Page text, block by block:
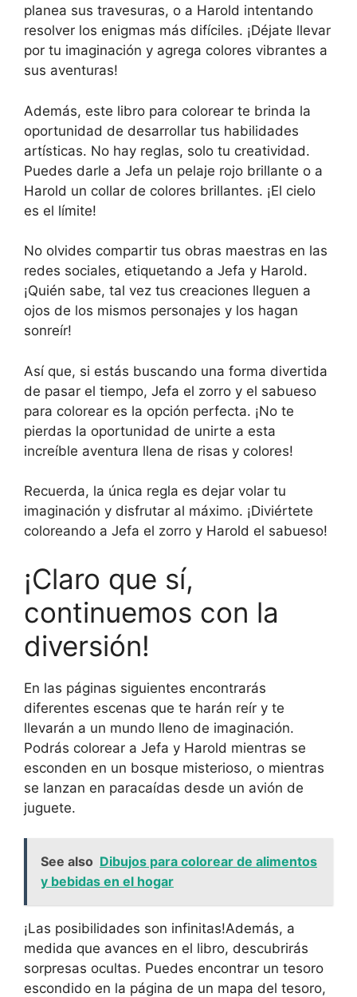
planea sus travesuras, o a Harold intentando
resolver los enigmas más difíciles. ¡Déjate llevar
por tu imaginación y agrega colores vibrantes a
sus aventuras!
Además, este libro para colorear te brinda la
oportunidad de desarrollar tus habilidades
artísticas. No hay reglas, solo tu creatividad.
Puedes darle a Jefa un pelaje rojo brillante o a
Harold un collar de colores brillantes. ¡El cielo
es el límite!
No olvides compartir tus obras maestras en las
redes sociales, etiquetando a Jefa y Harold.
¡Quién sabe, tal vez tus creaciones lleguen a
ojos de los mismos personajes y los hagan
sonreír!
Así que, si estás buscando una forma divertida
de pasar el tiempo, Jefa el zorro y el sabueso
para colorear es la opción perfecta. ¡No te
pierdas la oportunidad de unirte a esta
increíble aventura llena de risas y colores!
Recuerda, la única regla es dejar volar tu
imaginación y disfrutar al máximo. ¡Diviértete
coloreando a Jefa el zorro y Harold el sabueso!
¡Claro que sí,
continuemos con la
diversión!
En las páginas siguientes encontrarás
diferentes escenas que te harán reír y te
llevarán a un mundo lleno de imaginación.
Podrás colorear a Jefa y Harold mientras se
esconden en un bosque misterioso, o mientras
se lanzan en paracaídas desde un avión de
juguete.
See also Dibujos para colorear de alimentos
y bebidas en el hogar
¡Las posibilidades son infinitas!Además, a
medida que avances en el libro, descubrirás
sorpresas ocultas. Puedes encontrar un tesoro
escondido en la página de un mapa del tesoro,